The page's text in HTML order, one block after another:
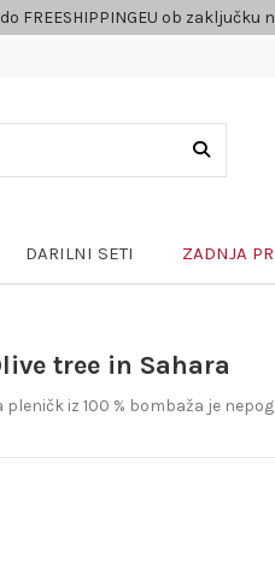
FREESHIPPINGEU ob zaključku
DARILNI SETI ZADNJA
tree in Sahara
iz 100 % bombaža je